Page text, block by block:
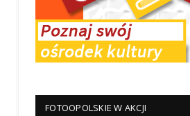
FOTOOPOLSKIE W AKCJI